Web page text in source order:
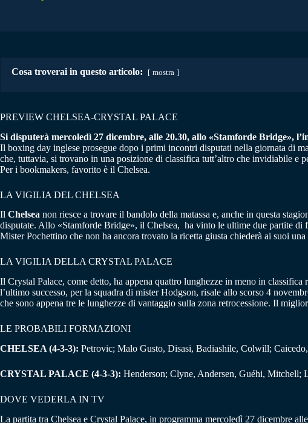
Cosa troverai in questo articolo: mostra
PREVIEW CHELSEA-CRYSTAL PALACE
Si disputerà mercoledì 27 dicembre, alle 20.30, allo «Stamforde Bridge»,
Il boxing day inglese prosegue dopo i primi incontri disputati nella giornata di
che, tuttavia, si trovano in una posizione di classifica tutt’altro che invidiabile e
Per i bookmakers, favorito è il Chelsea.
LA VIGILIA DEL CHELSEA
Il Chelsea non riesce a trovare il bandolo della matassa e, anche in questa
disputate. Allo «Stamforde Bridge», il Chelsea, ha vinto le ultime due partite
Mister Pochettino che non ha ancora trovato la ricetta giusta chiederà ai suoi
LA VIGILIA DELLA CRYSTAL PALACE
Il Crystal Palace, come detto, ha appena quattro lunghezze in meno in
l’ultimo successo, per la squadra di mister Hodgson, risale allo scorso 4
che sono appena tre le lunghezze di vantaggio sulla zona retrocessione. Il
LE PROBABILI FORMAZIONI
CHELSEA (4-3-3): Petrovic; Malo Gusto, Disasi, Badiashile, Colwill;
CRYSTAL PALACE (4-3-3): Henderson; Clyne, Andersen, Guéhi, Mitchell;
DOVE VEDERLA IN TV
La partita tra Chelsea e Crystal Palace, in programma mercoledì 27 dicembre